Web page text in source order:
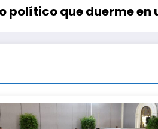
político que duerme